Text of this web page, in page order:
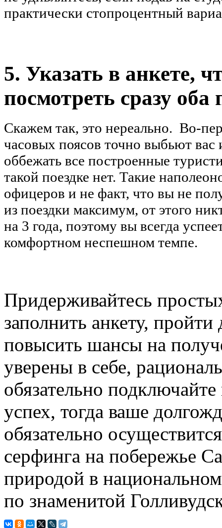
практически стопроцентный
5. Указать в анкете,
посмотреть сразу
Скажем так, это нереально. Во-
часовых поясов точно выбьют
оббежать все построенные
такой поездке нет. Такие
офицеров и не факт, что вы не
из поездки максимум, от этого
на 3 года, поэтому вы всегда
комфортном неспешном темпе.
Придерживайтесь
заполнить анкету,
повысить шансы на
уверены в себе,
обязательно
успех, тогда ваше
обязательно
серфинга на побережье
природой в
по знаменитой